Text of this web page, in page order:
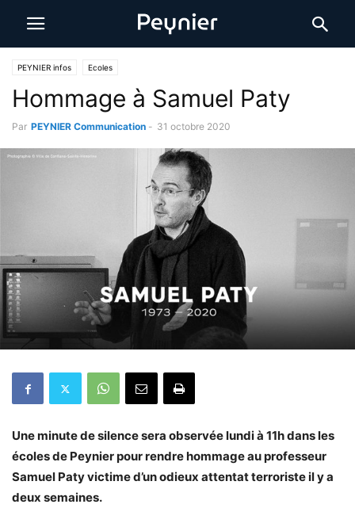
PEYNIER infos Ecoles
Hommage à Samuel Paty
Par PEYNIER Communication - 31 octobre 2020
Une minute de silence sera observée lundi à 11h dans les
écoles de Peynier pour rendre hommage au professeur
Samuel Paty victime d’un odieux attentat terroriste il y a
deux semaines.